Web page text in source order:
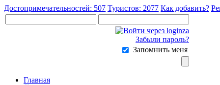
Достопримечательностей: 507 Туристов: 2077 Как добавить?
Забыли пароль?
Запомнить меня
Главная